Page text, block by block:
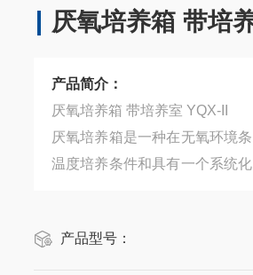
厌氧培养
产品简介：
厌氧培养箱 带培养室 YQX-II
厌氧培养箱是一种在无氧环境
温度培养条件和具有一个系统
生产品型号：